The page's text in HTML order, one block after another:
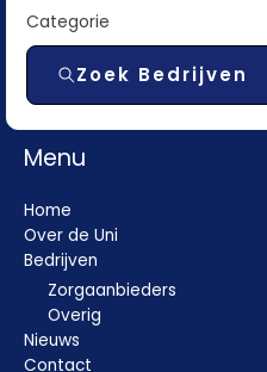
Categorie
Zoek Bedrijven
Menu
Home
Over de Uni
Bedrijven
Zorgaanbieders
Overig
Nieuws
Contact